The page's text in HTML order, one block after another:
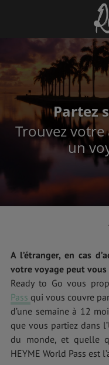
Partez
Trouvez
un
A l’étranger, en cas
votre voyage peut
Ready to Go vous
Pass qui vous couvre
d’une semaine à 12
que vous partiez dans
du monde, et quelle
HEYME World Pass est